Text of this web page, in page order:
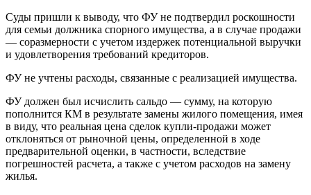
Суды пришли к выводу, что ФУ не подтвердил роскошности
для семьи должника спорного имущества, а в случае продажи
— соразмерности с учетом издержек потенциальной выручки
и удовлетворения требований кредиторов.
ФУ не учтены расходы, связанные с реализацией имущества.
ФУ должен был исчислить сальдо — сумму, на которую
пополнится КМ в результате замены жилого помещения, имея
в виду, что реальная цена сделок купли-продажи может
отклоняться от рыночной цены, определенной в ходе
предварительной оценки, в частности, вследствие
погрешностей расчета, а также с учетом расходов на замену
жилья.